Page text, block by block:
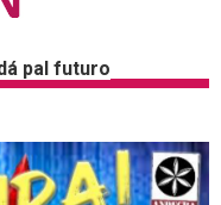
pal futuro